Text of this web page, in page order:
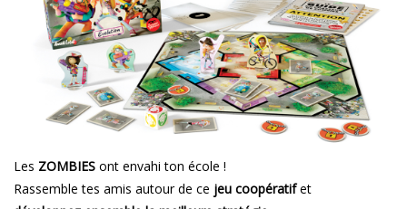
Les ZOMBIES ont envahi ton école !
Rassemble tes amis autour de ce jeu coopératifet